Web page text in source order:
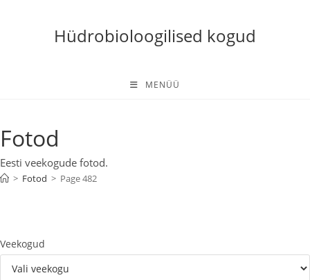
Hüdrobioloogilised kogud
MENÜÜ
Fotod
Eesti veekogude fotod.
> Fotod > Page 482
Veekogud